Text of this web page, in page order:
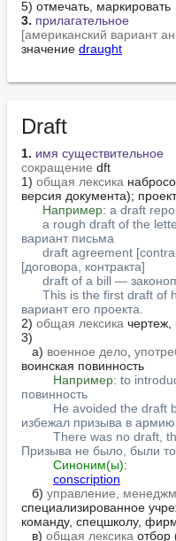
3. прилагательное
[американский вариант
значение draught
Draft
1. имя существительное
сокращение dft
1) общая лексика
версия документа); проект
Например: a draft
a rough draft of the
вариант письма
draft agreement
[договора, контракта]
draft of a bill —
This is the first draft of
вариант его проекта.
2) общая лексика чертеж,
3)
   а)
военное дело
воинская повинность
Например: to
повинность
He avoided the draft
избежал призыва в армию
There was no draft,
Призыва не было, были
Синоним(ы):
conscription
   б)
управление,
специализированное
команду, спецшколу,
   в)
общая лексика отбор